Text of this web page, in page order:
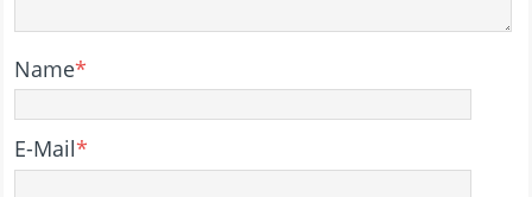
Name*
E-Mail*